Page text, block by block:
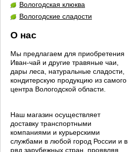
Вологодская клюква
Вологодские сладости
О нас
Мы предлагаем для приобретения
Иван-чай и другие травяные чаи,
дары леса, натуральные сладости,
кондитерскую продукцию из самого
центра Вологодской области.
Наш магазин осуществляет
доставку транспортными
компаниями и курьерскими
службами в любой город России и в
ряд зарубежных стран, проявляя